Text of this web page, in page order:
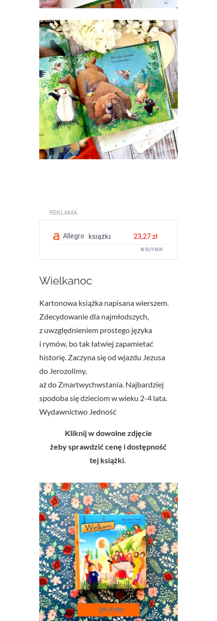
REKLAMA
Allegro książka 23,27 zł
© BUY.BOX
Wielkanoc
Kartonowa książka napisana wierszem.
Zdecydowanie dla najmłodszych,
z uwzględnieniem prostego języka
i rymów, bo tak łatwiej zapamietać
historię. Zaczyna się od wjazdu Jezusa
do Jerozolimy,
aż do Zmartwychwstania. Najbardziej
spodoba się dzieciom w wieku 2-4 lata.
Wydawnictwo Jedność
Kliknij w dowolne zdjęcie
żeby sprawdzić cenę i dostępność
tej książki.